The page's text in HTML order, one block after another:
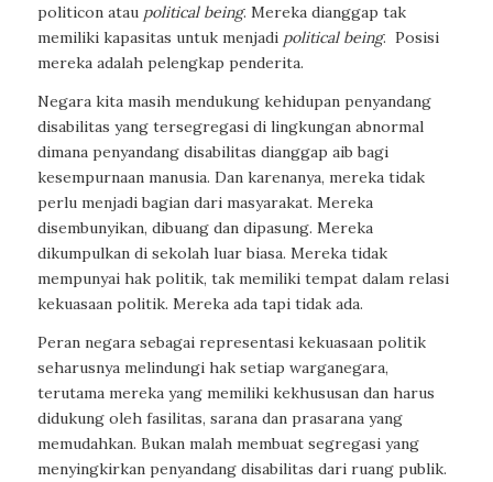
politicon atau political being. Mereka dianggap tak
memiliki kapasitas untuk menjadi political being. Posisi
mereka adalah pelengkap penderita.
Negara kita masih mendukung kehidupan penyandang
disabilitas yang tersegregasi di lingkungan abnormal
dimana penyandang disabilitas dianggap aib bagi
kesempurnaan manusia. Dan karenanya, mereka tidak
perlu menjadi bagian dari masyarakat. Mereka
disembunyikan, dibuang dan dipasung. Mereka
dikumpulkan di sekolah luar biasa. Mereka tidak
mempunyai hak politik, tak memiliki tempat dalam relasi
kekuasaan politik. Mereka ada tapi tidak ada.
Peran negara sebagai representasi kekuasaan politik
seharusnya melindungi hak setiap warganegara,
terutama mereka yang memiliki kekhususan dan harus
didukung oleh fasilitas, sarana dan prasarana yang
memudahkan. Bukan malah membuat segregasi yang
menyingkirkan penyandang disabilitas dari ruang publik.